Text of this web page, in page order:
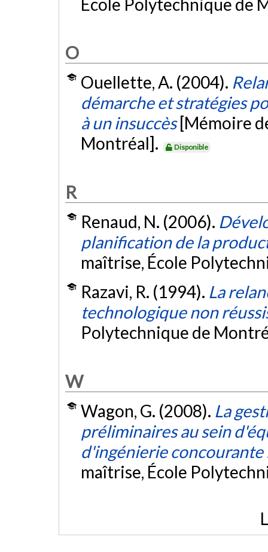
O
Ouellette, A. (2004).
démarche et stratégies
à un insuccès [Mémoire
Montréal].
Disponible
R
Renaud, N. (2006).
planification de la
maîtrise, École
Razavi, R. (1994). La
technologique non
Polytechnique de
W
Wagon, G. (2008). La
préliminaires au sein
d'ingénierie concourante
maîtrise, École